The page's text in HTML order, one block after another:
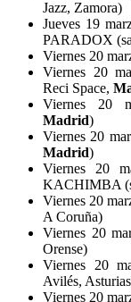
Jazz, Zamora)
Jueves 19
PARADOX
Viernes 20
Viernes 20
Reci Space,
Viernes 20
Madrid)
Viernes 20
Madrid)
Viernes 20
KACHIMBA
Viernes 20
A Coruña)
Viernes 20
Orense)
Viernes 20
Avilés,
Viernes 20